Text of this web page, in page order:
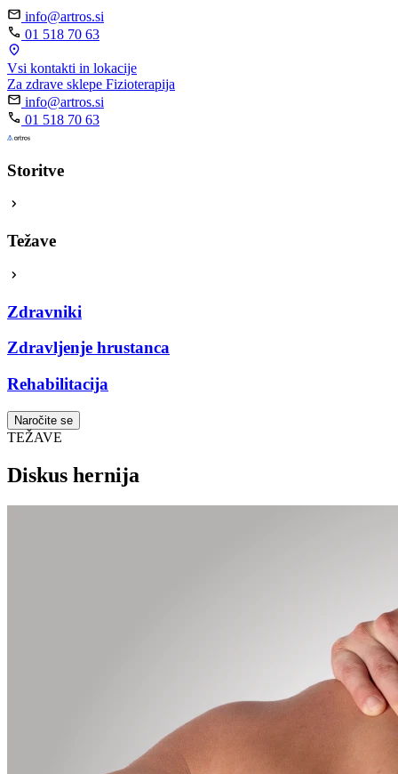
info@artros.si
01 518 70 63
Vsi kontakti in lokacije
Za zdrave sklepe Fizioterapija
info@artros.si
01 518 70 63
Storitve
Težave
Zdravniki
Zdravljenje hrustanca
Rehabilitacija
Naročite se
TEŽAVE
Diskus hernija